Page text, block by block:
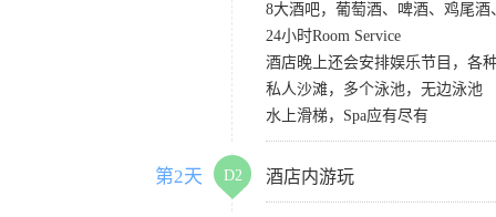
8大酒吧，葡萄酒、啤酒、鸡尾
24小时Room Service
酒店晚上还会安排娱乐节目，各
私人沙滩，多个泳池，无边泳池
水上滑梯，Spa应有尽有
第2天 D2 酒店内游玩